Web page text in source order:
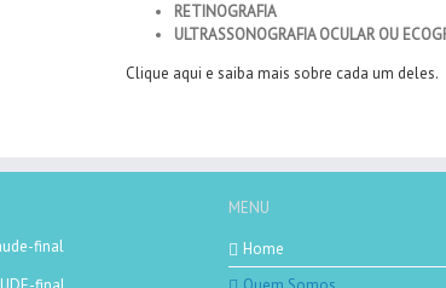
RETINOGRAFIA
ULTRASSONOGRAFIA OCULAR OU
Clique aqui e saiba mais sobre cada um deles.
MENU
Home